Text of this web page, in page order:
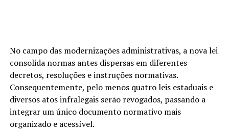
No campo das modernizações administrativas, a nova lei
consolida normas antes dispersas em diferentes
decretos, resoluções e instruções normativas.
Consequentemente, pelo menos quatro leis estaduais e
diversos atos infralegais serão revogados, passando a
integrar um único documento normativo mais
organizado e acessível.